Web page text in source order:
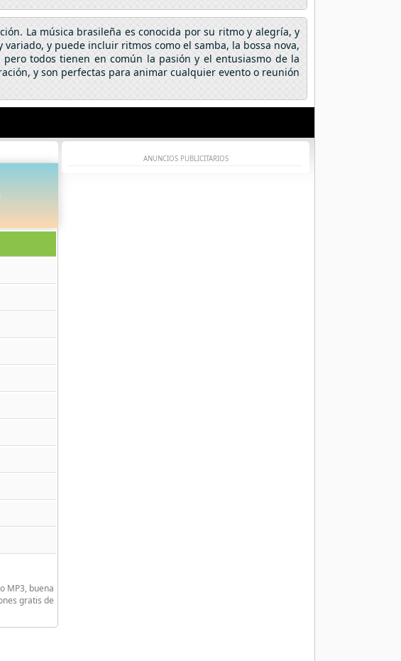
La música brasileña es conocida por su ritmo y alegría, y
y puede incluir ritmos como el samba, la bossa nova,
todos tienen en común la pasión y el entusiasmo de la
y son perfectas para animar cualquier evento o reunión
MP3, buena
gratis de
ANUNCIOS PUBLICITARIOS